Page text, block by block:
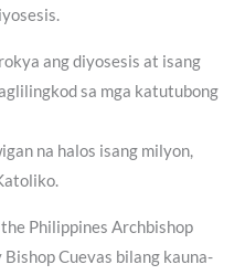
ang diyosesis at isang
sa mga katutubong
na halos isang milyon,
Philippines Archbishop
Cuevas bilang kauna-